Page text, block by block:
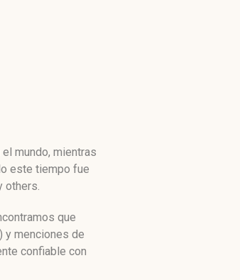
mundo, mientras
este tiempo fue
others.
que
y menciones de
confiable con